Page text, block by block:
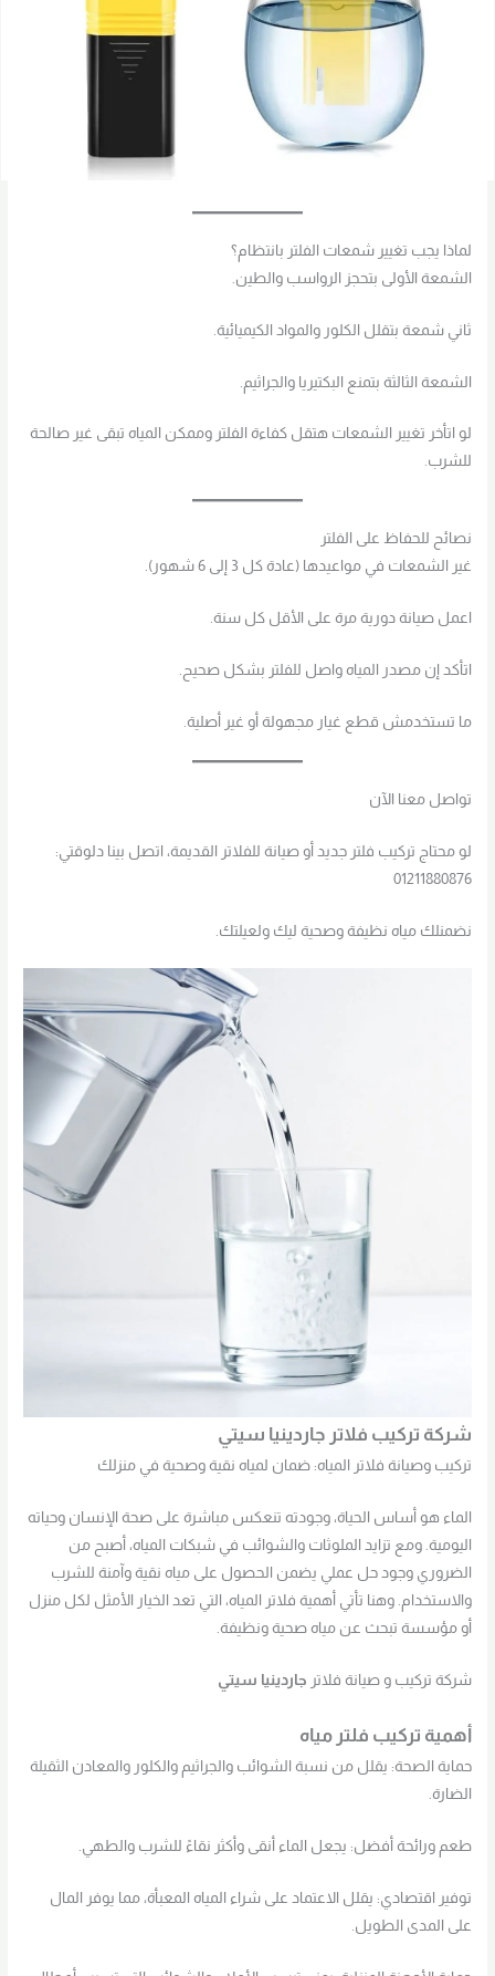
لماذا يجب تغيير شمعات الفلتر بانتظام؟
الشمعة الأولى بتحجز الرواسب والطين.
ثاني شمعة بتقلل الكلور والمواد الكيميائية.
الشمعة الثالثة بتمنع البكتيريا والجراثيم.
لو اتأخر تغيير الشمعات هتقل كفاءة الفلتر وممكن المياه تبقى غير صالحة
للشرب.
نصائح للحفاظ على الفلتر
غير الشمعات في مواعيدها (عادة كل 3 إلى 6 شهور).
اعمل صيانة دورية مرة على الأقل كل سنة.
اتأكد إن مصدر المياه واصل للفلتر بشكل صحيح.
ما تستخدمش قطع غيار مجهولة أو غير أصلية.
تواصل معنا الآن
لو محتاج تركيب فلتر جديد أو صيانة للفلاتر القديمة، اتصل بينا دلوقتي:
01211880876
نضمنلك مياه نظيفة وصحية ليك ولعيلتك.
شركة تركيب فلاتر جاردينيا سيتي
تركيب وصيانة فلاتر المياه: ضمان لمياه نقية وصحية في منزلك
الماء هو أساس الحياة، وجودته تنعكس مباشرة على صحة الإنسان وحياته
اليومية. ومع تزايد الملوثات والشوائب في شبكات المياه، أصبح من
الضروري وجود حل عملي يضمن الحصول على مياه نقية وآمنة للشرب
والاستخدام. وهنا تأتي أهمية فلاتر المياه، التي تعد الخيار الأمثل لكل منزل
أو مؤسسة تبحث عن مياه صحية ونظيفة.
شركة تركيب و صيانة فلاتر جاردينيا سيتي
أهمية تركيب فلتر مياه
حماية الصحة: يقلل من نسبة الشوائب والجراثيم والكلور والمعادن الثقيلة
الضارة.
طعم ورائحة أفضل: يجعل الماء أنقى وأكثر نقاءً للشرب والطهي.
توفير اقتصادي: يقلل الاعتماد على شراء المياه المعبأة، مما يوفر المال
على المدى الطويل.